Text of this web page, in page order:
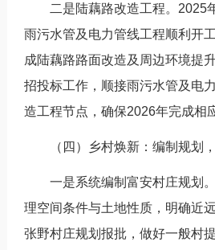
二是陆藕路改造工程。2025
雨污水管及电力管线工程顺利开
成陆藕路路面改造及周边环境提
招投标工作，顺接雨污水管及电
造工程节点，确保2026年完成相
（四）乡村焕新：编制规划，
一是系统编制富安村庄规划。
理空间条件与土地性质，明确近
张野村庄规划报批，做好一般村